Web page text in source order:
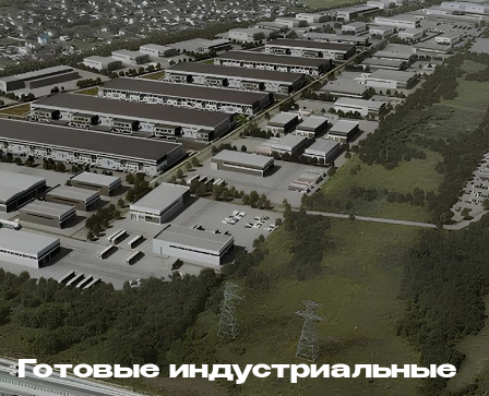
Готовые индустриальные